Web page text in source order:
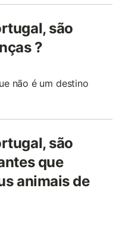
são
?
não é um destino
são
que
animais de